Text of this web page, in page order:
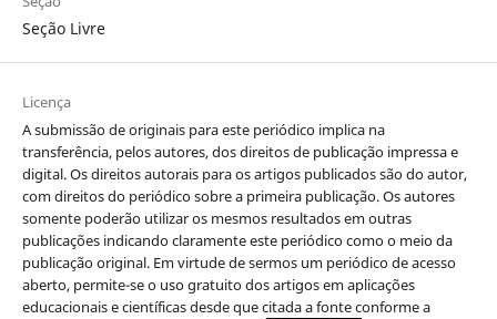
Seção Livre
Licença
A submissão de originais para este periódico implica na
transferência, pelos autores, dos direitos de publicação impressa e
digital. Os direitos autorais para os artigos publicados são do autor,
com direitos do periódico sobre a primeira publicação. Os autores
somente poderão utilizar os mesmos resultados em outras
publicações indicando claramente este periódico como o meio da
publicação original. Em virtude de sermos um periódico de acesso
aberto, permite-se o uso gratuito dos artigos em aplicações
educacionais e científicas desde que citada a fonte conforme a